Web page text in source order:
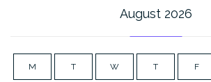
August 2026
M T W T F